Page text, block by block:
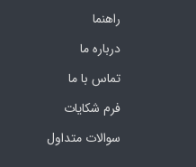
راهنما
درباره ما
تماس با ما
فرم‌ شکایات
سوالات متداول